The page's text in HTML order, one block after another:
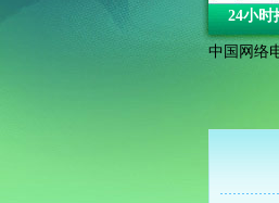
24小时
中国网络